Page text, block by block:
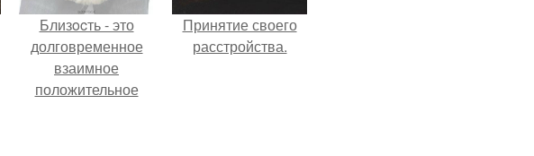
Близocть - это
долговременное
взаимное
положительное
Принятие своего
расстройства.